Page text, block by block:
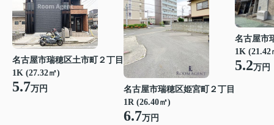
名古屋市瑞穂区土市町２丁目
1K (27.32㎡)
5.7万円
名古屋市瑞穂区姫宮町２丁目
1R (26.40㎡)
6.7万円
名古屋市
1K (21.42
5.2万円